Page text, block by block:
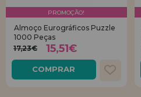
PROMOÇÃO!
Almoço Eurográficos Puzzle
1000 Peças
17,23€
15,51€
COMPRAR